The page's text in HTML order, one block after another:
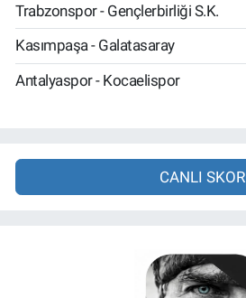
Trabzonspor - Gençlerbirliği S.K.
Kasımpaşa - Galatasaray
Antalyaspor - Kocaelispor
CANLI SKOR